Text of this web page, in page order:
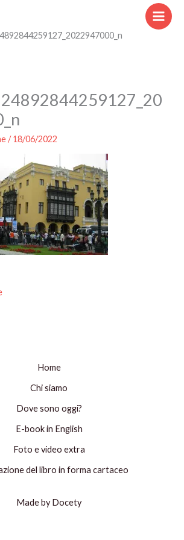
/18/06/2022
Home
Chi siamo
Dove sono oggi?
E-book in English
Foto e video extra
del libro in forma cartaceo
Made by Docety